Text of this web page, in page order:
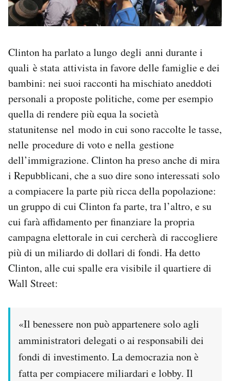
Clinton ha parlato a lungo degli anni durante i
quali è stata attivista in favore delle famiglie e dei
bambini: nei suoi racconti ha mischiato aneddoti
personali a proposte politiche, come per esempio
quella di rendere più equa la società
statunitense nel modo in cui sono raccolte le tasse,
nelle procedure di voto e nella gestione
dell’immigrazione. Clinton ha preso anche di mira
i Repubblicani, che a suo dire sono interessati solo
a compiacere la parte più ricca della popolazione:
un gruppo di cui Clinton fa parte, tra l’altro, e su
cui farà affidamento per finanziare la propria
campagna elettorale in cui cercherà di raccogliere
più di un miliardo di dollari di fondi. Ha detto
Clinton, alle cui spalle era visibile il quartiere di
Wall Street:
«Il benessere non può appartenere solo agli
amministratori delegati o ai responsabili dei
fondi di investimento. La democrazia non è
fatta per compiacere miliardari e lobby. Il